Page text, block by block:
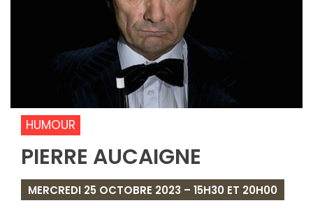
HUMOUR
PIERRE AUCAIGNE
MERCREDI 25 OCTOBRE 2023 – 15H30 ET 20H00